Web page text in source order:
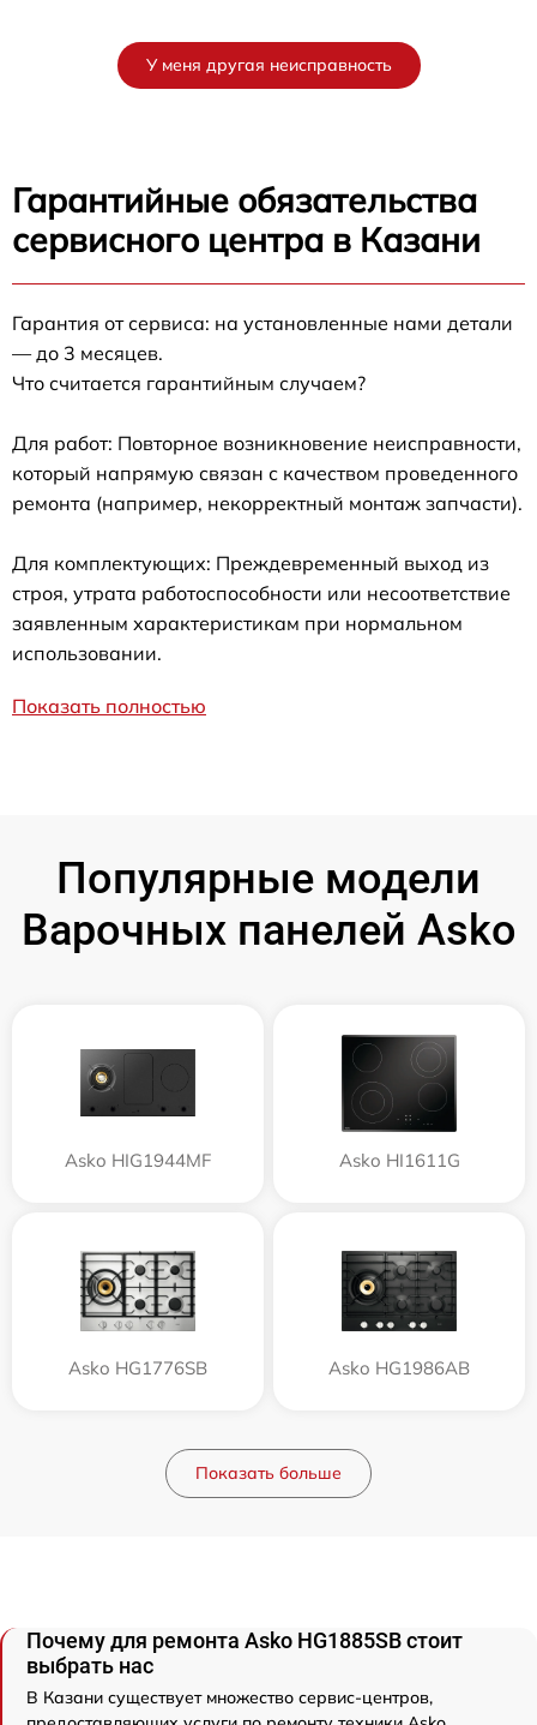
У меня другая неисправность
Гарантийные обязательства
сервисного центра в Казани
Гарантия от сервиса: на установленные нами детали
— до 3 месяцев.
Что считается гарантийным случаем?
Для работ: Повторное возникновение неисправности,
который напрямую связан с качеством проведенного
ремонта (например, некорректный монтаж запчасти).
Для комплектующих: Преждевременный выход из
строя, утрата работоспособности или несоответствие
заявленным характеристикам при нормальном
использовании.
Показать полностью
Популярные модели
Варочных панелей Asko
Asko HIG1944MF Asko HI1611G
Asko HG1776SB Asko HG1986AB
Показать больше
Почему для ремонта Asko HG1885SB стоит
выбрать нас
В Казани существует множество сервис-центров,